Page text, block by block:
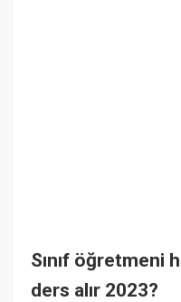
Sınıf öğretmeni
ders alır 2023?